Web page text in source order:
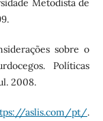
sobre o
Políticas
2008.
aslis.com/pt/.